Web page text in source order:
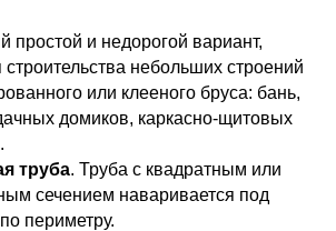
простой и недорогой вариант,
строительства небольших строений
или клееного бруса: бань,
домиков, каркасно-щитовых
труба. Труба с квадратным или
сечением наваривается под
периметру.